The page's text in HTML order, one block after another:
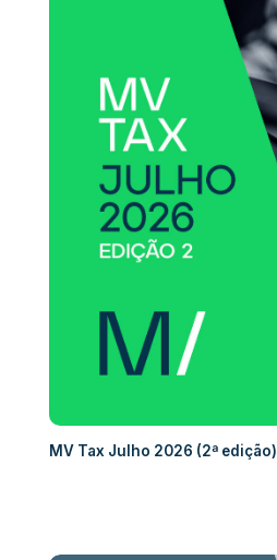
MV Tax Julho 2026 (2ª edição)